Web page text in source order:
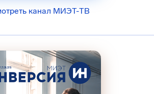
канал МИЭТ-ТВ